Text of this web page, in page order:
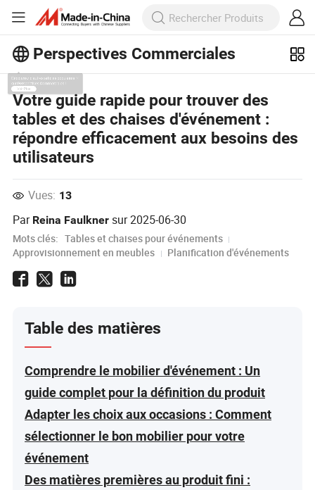
Perspectives Commerciales
Découvrez d'autres articles populaires
sur Perspectives Commerciales !
Voir Plus
Votre guide rapide pour trouver des
tables et des chaises d'événement :
répondre efficacement aux besoins des
utilisateurs
Vues: 13
Par Reina Faulkner sur2025-06-30
Mots clés: Tables et chaises pour événements
Approvisionnement en meubles
Planification d'événements
Table des matières
Comprendre le mobilier d'événement : Un
guide complet pour la définition du produit
Adapter les choix aux occasions : Comment
sélectionner le bon mobilier pour votre
événement
Des matières premières au produit fini :